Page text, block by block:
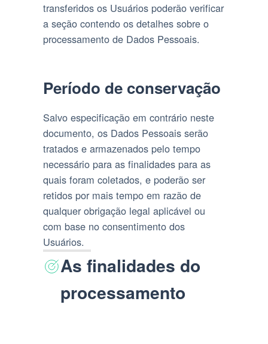
transferidos os Usuários poderão verificar
a seção contendo os detalhes sobre o
processamento de Dados Pessoais.
Período de conservação
Salvo especificação em contrário neste
documento, os Dados Pessoais serão
tratados e armazenados pelo tempo
necessário para as finalidades para as
quais foram coletados, e poderão ser
retidos por mais tempo em razão de
qualquer obrigação legal aplicável ou
com base no consentimento dos
Usuários.
As finalidades do
processamento